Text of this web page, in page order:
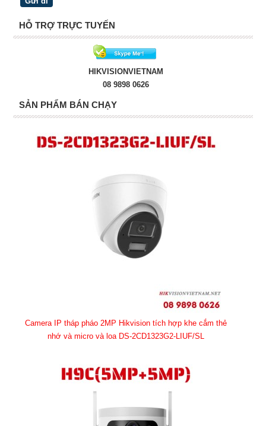
HỖ TRỢ TRỰC TUYẾN
HIKVISIONVIETNAM
08 9898 0626
SẢN PHẨM BÁN CHẠY
Camera IP tháp pháo 2MP Hikvision tích hợp khe cắm thẻ
nhớ và micro và loa DS-2CD1323G2-LIUF/SL